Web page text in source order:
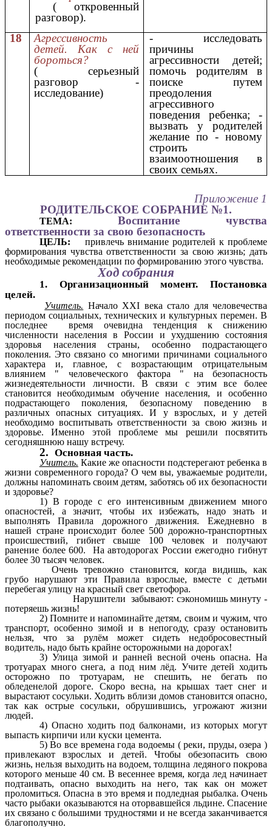
( откровенный
разговор).
18
Агрессивность
детей. Как с ней
бороться?
( серьезный
разговор -
исследование)
- исследовать
причины
агрессивности детей;
помочь родителям в
поиске путем
преодоления
агрессивного
поведения ребенка; -
вызвать у родителей
желание по - новому
строить
взаимоотношения в
своих семьях.
Приложение 1
РОДИТЕЛЬСКОЕ СОБРАНИЕ №1.
ТЕМА: Воспитание чувства
ответственности за свою безопасность
ЦЕЛЬ: привлечь внимание родителей к проблеме
формирования чувства ответственности за свою жизнь; дать
необходимые рекомендации по формированию этого чувства.
Ход собрания
1. Организационный момент. Постановка
целей.
Учитель. Начало XXI века стало для человечества
периодом социальных, технических и культурных перемен. В
последнее время очевидна тенденция к снижению
численности населения в России и ухудшению состояния
здоровья населения страны, особенно подрастающего
поколения. Это связано со многими причинами социального
характера и, главное, с возрастающим отрицательным
влиянием " человеческого фактора " на безопасность
жизнедеятельности личности. В связи с этим все более
становится необходимым обучение населения, и особенно
подрастающего поколения, безопасному поведению в
различных опасных ситуациях. И у взрослых, и у детей
необходимо воспитывать ответственности за свою жизнь и
здоровье. Именно этой проблеме мы решили посвятить
сегодняшнюю нашу встречу.
2. Основная часть.
Учитель. Какие же опасности подстерегают ребенка в
жизни современного города? О чем вы, уважаемые родители,
должны напоминать своим детям, заботясь об их безопасности
и здоровье?
1) В городе с его интенсивным движением много
опасностей, а значит, чтобы их избежать, надо знать и
выполнять Правила дорожного движения. Ежедневно в
нашей стране происходит более 500 дорожно-транспортных
происшествий, гибнет свыше 100 человек и получают
ранение более 600. На автодорогах России ежегодно гибнут
более 30 тысяч человек.
Очень тревожно становится, когда видишь, как
грубо нарушают эти Правила взрослые, вместе с детьми
перебегая улицу на красный свет светофора.
Нарушители забывают: сэкономишь минуту -
потеряешь жизнь!
2) Помните и напоминайте детям, своим и чужим, что
транспорт, особенно зимой и в непогоду, сразу остановить
нельзя, что за рулём может сидеть недобросовестный
водитель, надо быть крайне осторожными на дорогах!
3) Улица зимой и ранней весной очень опасна. На
тротуарах много снега, а под ним лёд. Учите детей ходить
осторожно по тротуарам, не спешить, не бегать по
обледенелой дороге. Скоро весна, на крышах тает снег и
вырастают сосульки. Ходить вблизи домов становится опасно,
так как острые сосульки, обрушившись, угрожают жизни
людей.
4) Опасно ходить под балконами, из которых могут
выпасть кирпичи или куски цемента.
5) Во все времена года водоемы ( реки, пруды, озера )
привлекают взрослых и детей. Чтобы обезопасить свою
жизнь, нельзя выходить на водоем, толщина ледяного покрова
которого меньше 40 см. В весеннее время, когда лед начинает
подтаивать, опасно выходить на него, так как он может
проломиться. Опасна в это время и подледная рыбалка. Очень
часто рыбаки оказываются на оторвавшейся льдине. Спасение
их связано с большими трудностями и не всегда заканчивается
благополучно.